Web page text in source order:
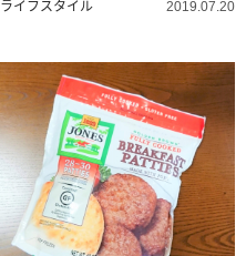
ライフスタイル 2019.07.20